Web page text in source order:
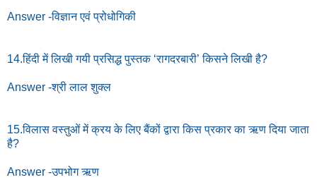
Answer -विज्ञान एवं प्रोधोगिकी
14.हिंदी में लिखी गयी प्रसिद्ध पुस्तक ‘रागदरबारी’ किसने लिखी है?
Answer -श्री लाल शुक्ल
15.विलास वस्तुओं में क्रय के लिए बैंकों द्वारा किस प्रकार का ऋण दिया जाता
है?
Answer -उपभोग ऋण